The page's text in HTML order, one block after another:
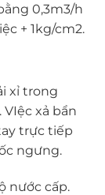
0,3m3/h
+ 1kg/cm2.
xỉ trong
xả bẩn
trực tiếp
ngưng.
nước cấp.